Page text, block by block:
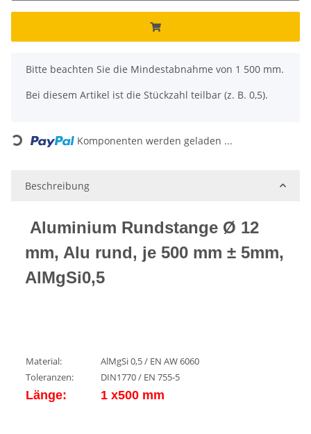
x
Bitte beachten Sie die Mindestabnahme von 1 500 mm.
Bei diesem Artikel ist die Stückzahl teilbar (z. B. 0,5).
Loading... Komponenten werden geladen ...
Beschreibung
Aluminium Rundstange Ø 12
mm, Alu rund, je 500 mm ± 5mm,
AlMgSi0,5
Material:
AlMgSi 0,5 / EN AW 6060
Toleranzen:
DIN1770 / EN 755-5
Länge: 1 x500 mm